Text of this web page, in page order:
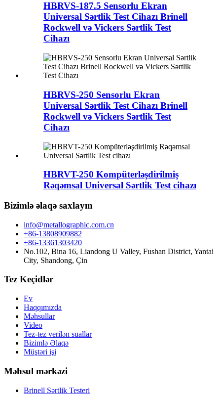
HBRVS-187.5 Sensorlu Ekran
Universal Sərtlik Test Cihazı Brinell
Rockwell və Vickers Sərtlik Test
Cihazı
HBRVS-250 Sensorlu Ekran
Universal Sərtlik Test Cihazı Brinell
Rockwell və Vickers Sərtlik Test
Cihazı
HBRVT-250 Kompüterləşdirilmiş
Rəqəmsal Universal Sərtlik Test cihazı
Bizimlə əlaqə saxlayın
info@metallographic.com.cn
+86-13808909882
+86-13361303420
No.102, Bina 16, Liandong U Valley, Fushan District, Yantai
City, Shandong, Çin
Tez Keçidlər
Ev
Haqqımızda
Məhsullar
Video
Tez-tez verilən suallar
Bizimlə Əlaqə
Müştəri işi
Məhsul mərkəzi
Brinell Sərtlik Testeri